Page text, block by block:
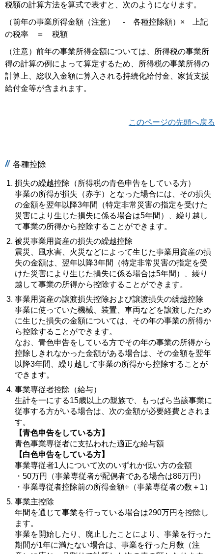
税額の計算方法を算式で表すと、次のようになります。
（前年の事業所得金額（注意） - 各種控除額）× 上記
の税率 ＝ 税額
（注意）前年の事業所得金額については、所得税の事業所
得の計算の例によって算定するため、所得税の事業所得の
計算上、総収入金額に算入される持続化給付金、家賃支援
給付金等が含まれます。
このページの先頭へ戻る
各種控除
損失の繰越控除（所得税の青色申告をしている方）
事業の所得が損失（赤字）となった場合には、その損失
の金額を翌年以降3年間（特定非常災害の指定を受けた
災害により生じた損失に係る場合は5年間）、繰り越し
て事業の所得から控除することができます。
被災事業用資産の損失の繰越控除
震災、風水害、火災などによって生じた事業用資産の損
失の金額は、翌年以降3年間（特定非常災害の指定を受
けた災害により生じた損失に係る場合は5年間）、繰り
越して事業の所得から控除することができます。
事業用資産の譲渡損失控除および譲渡損失の繰越控除
事業に使っていた機械、装置、車両などを譲渡したため
に生じた損失の金額については、その年の事業の所得か
ら控除することができます。
なお、青色申告をしている方でその年の事業の所得から
控除しきれなかった金額がある場合は、その金額を翌年
以降3年間、繰り越して事業の所得から控除することが
できます。
事業専従者控除（給与）
生計を一にする15歳以上の親族で、もっぱら当該事業に
従事する方がいる場合は、次の金額が必要経費とされま
す。
【青色申告をしている方】
青色事業専従者に支払われた適正な給与額
【白色申告をしている方】
事業専従者1人について次のいずれか低い方の金額
・50万円（事業専従者が配偶者である場合は86万円）
・事業専従者控除前の所得金額÷（事業専従者の数＋1）
事業主控除
年間を通じて事業を行っている場合は290万円を控除し
ます。
事業を開始したり、廃止したことにより、事業を行った
期間が1年に満たない場合は、事業を行った月数（注